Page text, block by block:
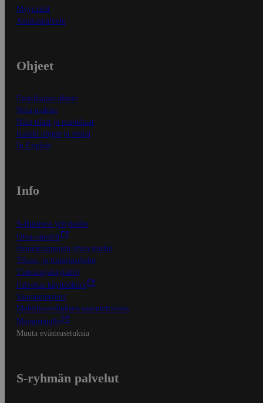
Myymälät
Asiakaspalvelu
Ohjeet
Ensitilaajan ohjeet
Näin maksat
Näin tilaat ja muokkaat
Kaikki ohjeet ja vinkit
In English
Info
S-Business yrityksille
Oiva-raportit
Osuuskauppojen yhteystiedot
Tilaus- ja toimitusehdot
Tietosuojakäytäntö
Palvelun käyttöehdot
Saavutettavuus
Mobiilisovelluksen saavutettavuus
Mainostajalle
Muuta evästeasetuksia
S-ryhmän palvelut